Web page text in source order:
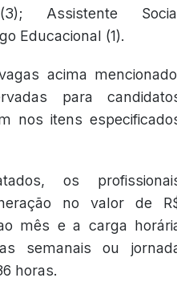
Assistente
Educacional (1).
acima
para
nos itens
os
no valor de
mês e a carga
semanais ou
horas.